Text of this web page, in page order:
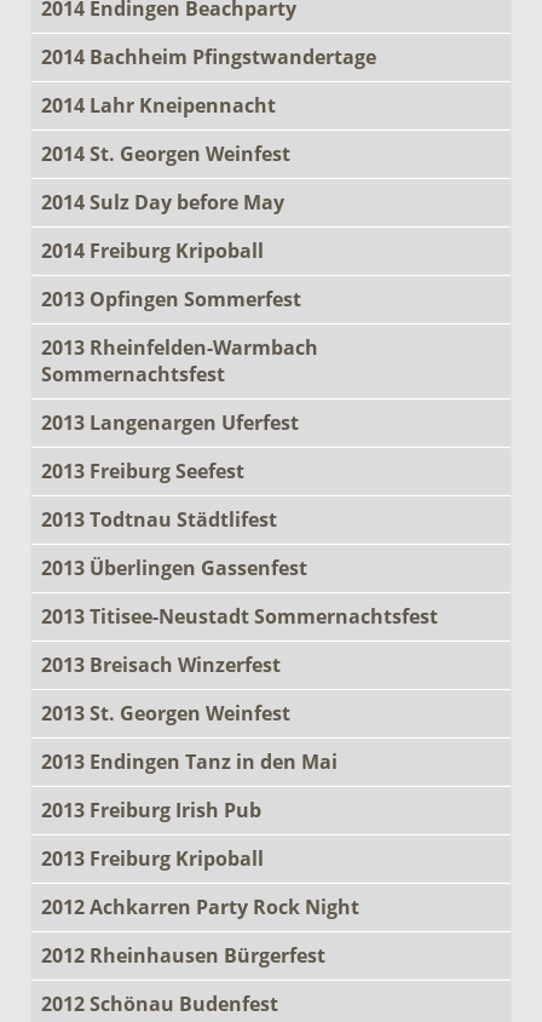
2014 Endingen Beachparty
2014 Bachheim Pfingstwandertage
2014 Lahr Kneipennacht
2014 St. Georgen Weinfest
2014 Sulz Day before May
2014 Freiburg Kripoball
2013 Opfingen Sommerfest
2013 Rheinfelden-Warmbach
Sommernachtsfest
2013 Langenargen Uferfest
2013 Freiburg Seefest
2013 Todtnau Städtlifest
2013 Überlingen Gassenfest
2013 Titisee-Neustadt Sommernachtsfest
2013 Breisach Winzerfest
2013 St. Georgen Weinfest
2013 Endingen Tanz in den Mai
2013 Freiburg Irish Pub
2013 Freiburg Kripoball
2012 Achkarren Party Rock Night
2012 Rheinhausen Bürgerfest
2012 Schönau Budenfest